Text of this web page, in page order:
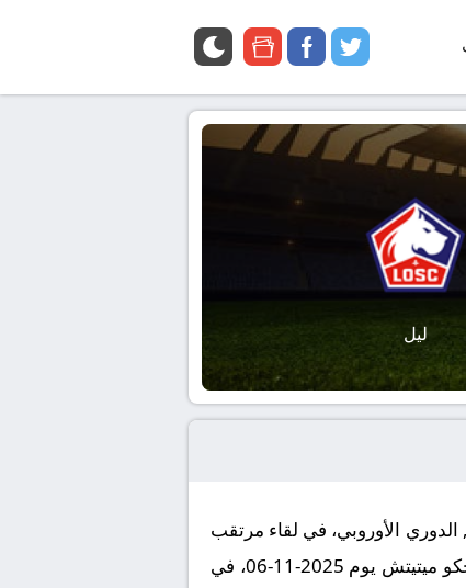
twitter
facebook
google
ليل
الأوروبي، في لقاء مرتقب
يعد بالإثارة والتشويق نظراً لقوة الفريقين ورغبتهما في تحقيق الانتصار. تقام المباراة على أرضية ملعب راجكو ميتيتش يوم 2025-11-06، في